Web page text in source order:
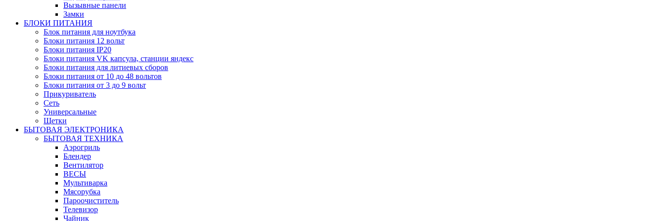
Вызывные панели
Замки
БЛОКИ ПИТАНИЯ
Блок питания для ноутбука
Блоки питания 12 вольт
Блоки питания IP20
Блоки питания VK капсула, станции яндекс
Блоки питания для литиевых сборов
Блоки питания от 10 до 48 вольтов
Блоки питания от 3 до 9 вольт
Прикуриватель
Сеть
Универсальные
Щетки
БЫТОВАЯ ЭЛЕКТРОНИКА
БЫТОВАЯ ТЕХНИКА
Аэрогриль
Блендер
Вентилятор
ВЕСЫ
Мультиварка
Мясорубка
Пароочиститель
Телевизор
Чайник